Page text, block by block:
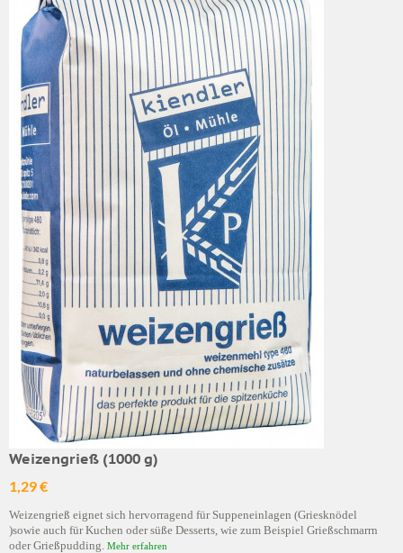
Weizengrieß (1000 g)
1,29 €
Weizengrieß eignet sich hervorragend für Suppeneinlagen (Griesknödel
)sowie auch für Kuchen oder süße Desserts, wie zum Beispiel Grießschmarrn
oder Grießpudding. Mehr erfahren